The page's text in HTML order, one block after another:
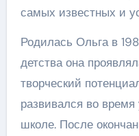
самых известных и
Родилась Ольга в
детства она
творческий
развивался во
школе. После